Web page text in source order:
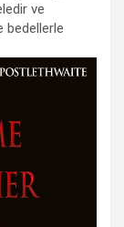
ve
bedellerle